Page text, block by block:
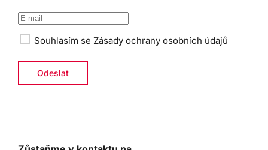
Souhlasím se Zásady ochrany osobních údajů